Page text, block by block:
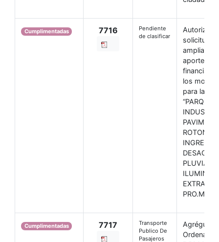
Cumplimentadas 7716
Pendiente
de clasificar
solicitud
aportes o
los
para la
“PARQUE
ROTONDA
INGRESO,
EXTRA
Cumplimentadas 7717
Transporte
Publico De
Pasajeros